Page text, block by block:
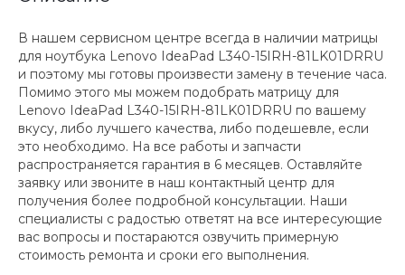
В нашем сервисном центре всегда в наличии матрицы
для ноутбука Lenovo IdeaPad L340-15IRH-81LK01DRRU
и поэтому мы готовы произвести замену в течение часа.
Помимо этого мы можем подобрать матрицу для
Lenovo IdeaPad L340-15IRH-81LK01DRRU по вашему
вкусу, либо лучшего качества, либо подешевле, если
это необходимо. На все работы и запчасти
распространяется гарантия в 6 месяцев. Оставляйте
заявку или звоните в наш контактный центр для
получения более подробной консультации. Наши
специалисты с радостью ответят на все интересующие
вас вопросы и постараются озвучить примерную
стоимость ремонта и сроки его выполнения.